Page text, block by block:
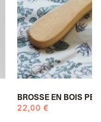
BROSSE EN BOIS
22,00 €